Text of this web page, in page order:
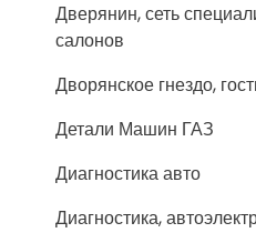
Дверянин, сеть
салонов
Дворянское гнездо,
Детали Машин ГАЗ
Диагностика авто
Диагностика,